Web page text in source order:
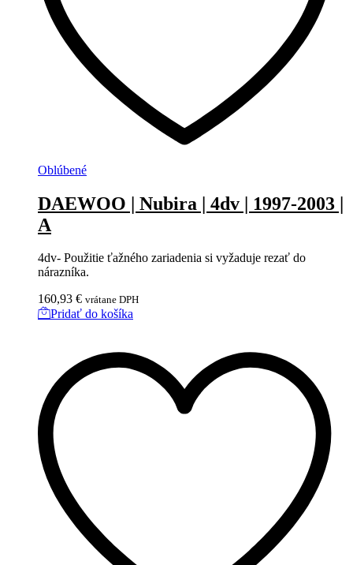
Oblúbené
DAEWOO | Nubira | 4dv | 1997-2003 |
A
4dv- Použitie ťažného zariadenia si vyžaduje rezať do
nárazníka.
160,93 € vrátane DPH
Pridať do košíka